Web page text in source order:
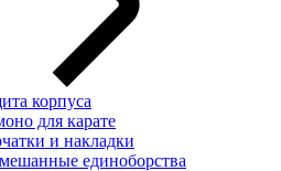
корпуса
для карате
и накладки
единоборства